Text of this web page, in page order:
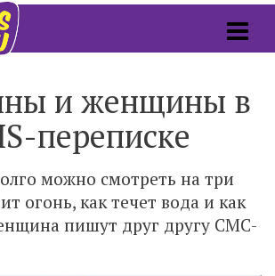
и женщины в
переписке
можно смотреть на три
огонь, как течет вода и как
пишут друг другу СМС-